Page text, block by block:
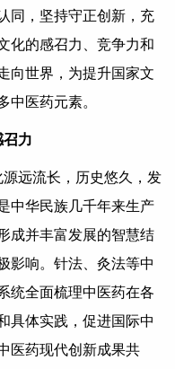
同，坚持守正创新，充
化的感召力、竞争力和
向世界，为提升国家文
中医药元素。
力
远流长，历史悠久，发
中华民族几千年来生产
成并丰富发展的智慧结
影响。针法、灸法等中
统全面梳理中医药在各
具体实践，促进国际中
医药现代创新成果共